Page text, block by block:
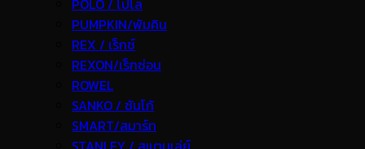
POLO / โปโล
PUMPKIN/พัมคิน
REX / เร็กช์
REXON/เร็กซ่อน
ROWEL
SANKO / ซันโก้
SMART/สมาร์ท